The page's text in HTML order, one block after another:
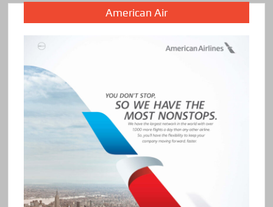
American Air